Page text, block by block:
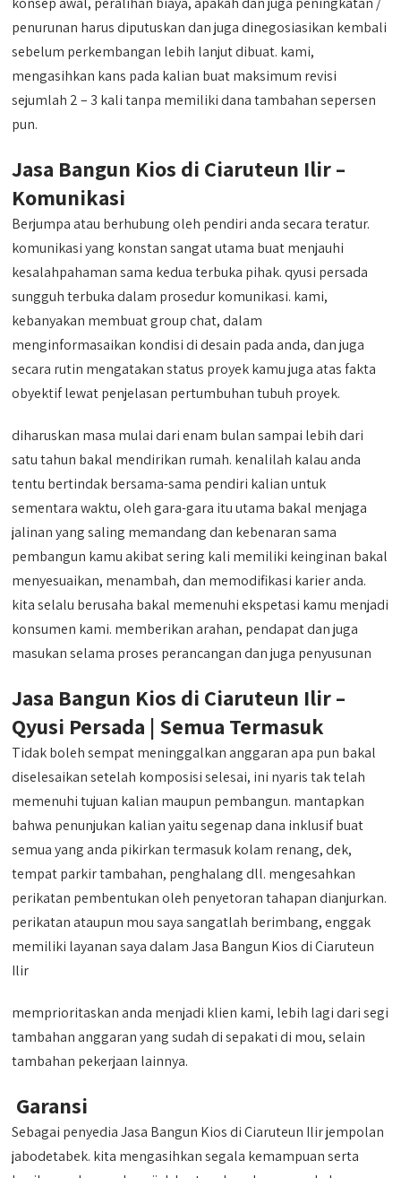
penurunan harus diputuskan dan juga dinegosiasikan kembali
sebelum perkembangan lebih lanjut dibuat. kami,
mengasihkan kans pada kalian buat maksimum revisi
sejumlah 2 – 3 kali tanpa memiliki dana tambahan sepersen
pun.
Jasa Bangun Kios di Ciaruteun Ilir –
Komunikasi
Berjumpa atau berhubung oleh pendiri anda secara teratur.
komunikasi yang konstan sangat utama buat menjauhi
kesalahpahaman sama kedua terbuka pihak. qyusi persada
sungguh terbuka dalam prosedur komunikasi. kami,
kebanyakan membuat group chat, dalam
menginformasaikan kondisi di desain pada anda, dan juga
secara rutin mengatakan status proyek kamu juga atas fakta
obyektif lewat penjelasan pertumbuhan tubuh proyek.
diharuskan masa mulai dari enam bulan sampai lebih dari
satu tahun bakal mendirikan rumah. kenalilah kalau anda
tentu bertindak bersama-sama pendiri kalian untuk
sementara waktu, oleh gara-gara itu utama bakal menjaga
jalinan yang saling memandang dan kebenaran sama
pembangun kamu akibat sering kali memiliki keinginan bakal
menyesuaikan, menambah, dan memodifikasi karier anda.
kita selalu berusaha bakal memenuhi ekspetasi kamu menjadi
konsumen kami. memberikan arahan, pendapat dan juga
masukan selama proses perancangan dan juga penyusunan
Jasa Bangun Kios di Ciaruteun Ilir –
Qyusi Persada | Semua Termasuk
Tidak boleh sempat meninggalkan anggaran apa pun bakal
diselesaikan setelah komposisi selesai, ini nyaris tak telah
memenuhi tujuan kalian maupun pembangun. mantapkan
bahwa penunjukan kalian yaitu segenap dana inklusif buat
semua yang anda pikirkan termasuk kolam renang, dek,
tempat parkir tambahan, penghalang dll. mengesahkan
perikatan pembentukan oleh penyetoran tahapan dianjurkan.
perikatan ataupun mou saya sangatlah berimbang, enggak
memiliki layanan saya dalam Jasa Bangun Kios di Ciaruteun
Ilir
memprioritaskan anda menjadi klien kami, lebih lagi dari segi
tambahan anggaran yang sudah di sepakati di mou, selain
tambahan pekerjaan lainnya.
Garansi
Sebagai penyedia Jasa Bangun Kios di Ciaruteun Ilir jempolan
jabodetabek. kita mengasihkan segala kemampuan serta